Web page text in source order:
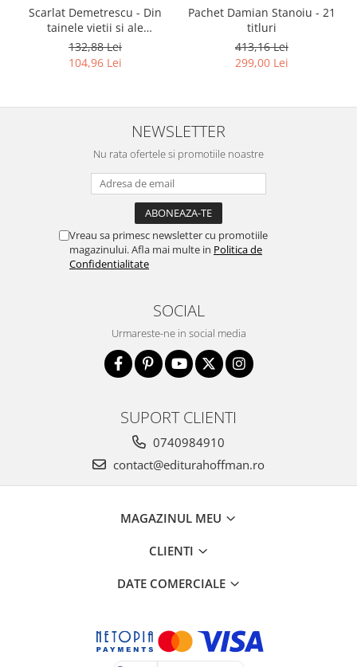
Scarlat Demetrescu - Din
tainele vietii si ale
universului, Volumele I-III +
Viata dincolo de mormant
132,88 Lei
104,96 Lei
Pachet Damian Stanoiu - 21
titluri
413,16 Lei
299,00 Lei
NEWSLETTER
Nu rata ofertele si promotiile noastre
Vreau sa primesc newsletter cu promotiile
magazinului. Afla mai multe in Politica de
Confidentialitate
SOCIAL
Urmareste-ne in social media
SUPORT CLIENTI
0740984910
contact@editurahoffman.ro
MAGAZINUL MEU
CLIENTI
DATE COMERCIALE